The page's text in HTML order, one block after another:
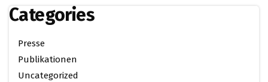
Categories
Presse
Publikationen
Uncategorized